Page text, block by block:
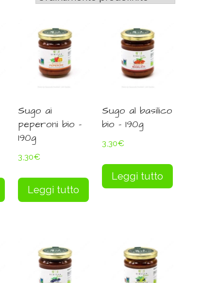
Sugo ai
peperoni bio –
190g
3,30€
Leggi tutto
Sugo al basilico
bio – 190g
3,30€
Leggi tutto